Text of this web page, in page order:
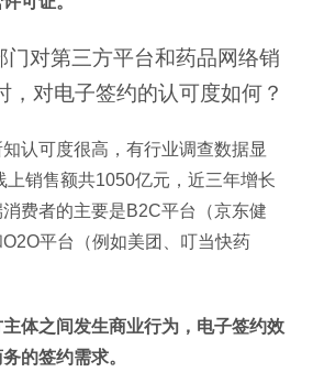
门对第三方平台和药品网络销
，对电子签约的认可度如何？
认可度很高，有行业调查数据显
上销售额共1050亿元，近三年增长
费者的主要是B2C平台（京东健
平台（例如美团、叮当快药
体之间发生商业行为，电子签约效
的签约需求。